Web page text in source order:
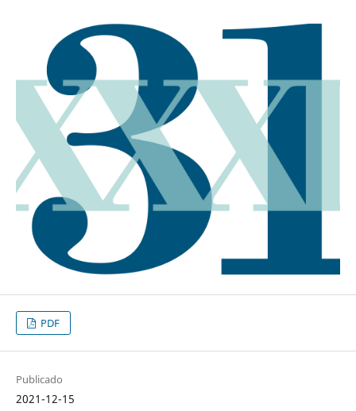
PDF
Publicado
2021-12-15